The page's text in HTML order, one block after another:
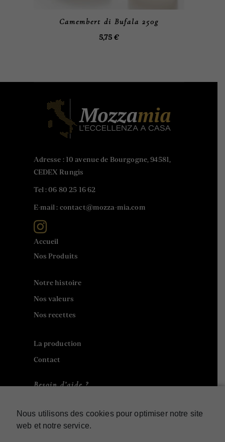
Nous utilisons des cookies pour optimiser notre site
web et notre service.
Camembert di Bufala 250g
5,75 €
Adresse : 10 avenue de Bourgogne, 94581,
CEDEX Rungis
Tel :06 80 25 16 62
E-mail : contact@mozza-mia.com
Accueil
Nos Produits
Notre histoire
Nos valeurs
Nos recettes
La production
Contact
Besoin d’aide ?
Mon compte